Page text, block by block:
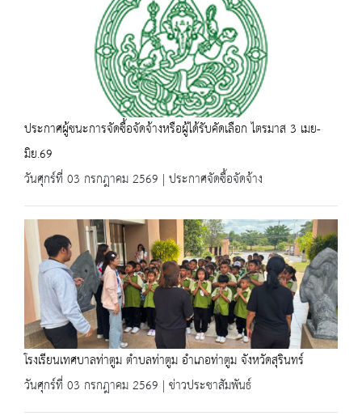
ประกาศผู้ชนะการจัดซื้อจัดจ้างหรือผู้ได้รับคัดเลือก ไตรมาส 3 เมย-
มิย.69
วันศุกร์ที่ 03 กรกฎาคม 2569 | ประกาศจัดซื้อจัดจ้าง
โรงเรียนเทศบาลท่าตูม ตำบลท่าตูม อำเภอท่าตูม จังหวัดสุรินทร์
วันศุกร์ที่ 03 กรกฎาคม 2569 | ข่าวประชาสัมพันธ์